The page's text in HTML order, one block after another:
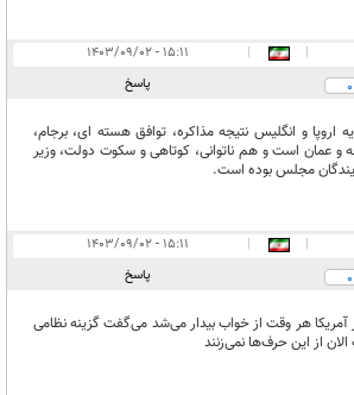
|
|
۱۵:۱۱ - ۱۴۰۳/۰۹/۰۲
0 پاسخ
اروپا و انگلیس نتیجه مذاکره، توافق هسته ای، برجام،
و عمان است و هم ناتوانی، کوتاهی و سکوت دولت، وزیر
مجلس بوده است.
|
|
۱۵:۱۱ - ۱۴۰۳/۰۹/۰۲
0 پاسخ
هر وقت از خواب بیدار می‌شد می‌گفت گزینه نظامی
از این حرف‌ها نمی‌زنند